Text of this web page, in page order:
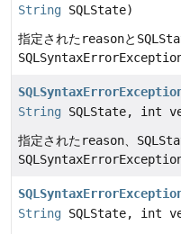
String SQLState)
指定されたreasonと
String SQLState, int
指定されたreason、
String SQLState, int